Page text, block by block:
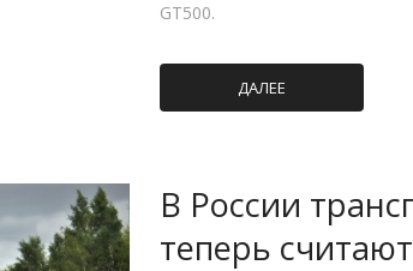
GT500.
ДАЛЕЕ
В России
теперь